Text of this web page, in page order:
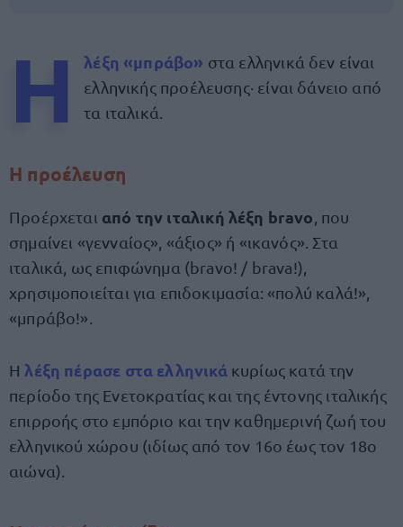
Η λέξη «μπράβο» στα ελληνικά δεν είναι
ελληνικής προέλευσης· είναι δάνειο από
τα ιταλικά.
Η προέλευση
Προέρχεται από την ιταλική λέξη bravo , που
σημαίνει «γενναίος», «άξιος» ή «ικανός». Στα
ιταλικά, ως επιφώνημα (bravo! / brava!),
χρησιμοποιείται για επιδοκιμασία: «πολύ καλά!»,
«μπράβο!».
Η λέξη πέρασε στα ελληνικά κυρίως κατά την
περίοδο της Ενετοκρατίας και της έντονης ιταλικής
επιρροής στο εμπόριο και την καθημερινή ζωή του
ελληνικού χώρου (ιδίως από τον 16ο έως τον 18ο
αιώνα).